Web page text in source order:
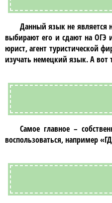
Данный язык не является
выбирают его и сдают на ОГЭ
юрист, агент туристической
изучать немецкий язык. А вот
Самое главное –
воспользоваться, например